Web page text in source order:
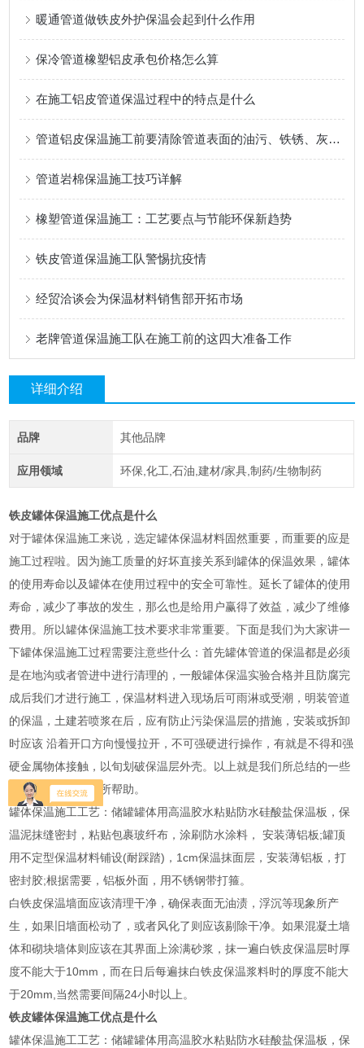
暖通管道做铁皮外护保温会起到什么作用
保冷管道橡塑铝皮承包价格怎么算
在施工铝皮管道保温过程中的特点是什么
管道铝皮保温施工前要清除管道表面的油污、铁锈、灰尘等杂物
管道岩棉保温施工技巧详解
橡塑管道保温施工：工艺要点与节能环保新趋势
铁皮管道保温施工队警惕抗疫情
经贸洽谈会为保温材料销售部开拓市场
老牌管道保温施工队在施工前的这四大准备工作
详细介绍
品牌 其他品牌
应用领域 环保,化工,石油,建材/家具,制药/生物制药
铁皮罐体保温施工优点是什么
对于罐体保温施工来说，选定罐体保温材料固然重要，而重要的应是
施工过程啦。因为施工质量的好坏直接关系到罐体的保温效果，罐体
的使用寿命以及罐体在使用过程中的安全可靠性。延长了罐体的使用
寿命，减少了事故的发生，那么也是给用户赢得了效益，减少了维修
费用。所以罐体保温施工技术要求非常重要。下面是我们为大家讲一
下罐体保温施工过程需要注意些什么：首先罐体管道的保温都是必须
是在地沟或者管进中进行清理的，一般罐体保温实验合格并且防腐完
成后我们才进行施工，保温材料进入现场后可雨淋或受潮，明装管道
的保温，土建若喷浆在后，应有防止污染保温层的措施，安装或拆卸
时应该 沿着开口方向慢慢拉开，不可强硬进行操作，有就是不得和强
硬金属物体接触，以旬划破保温层外壳。以上就是我们所总结的一些
经验，希望对您有所帮助。
罐体保温施工工艺：储罐罐体用高温胶水粘贴防水硅酸盐保温板，保
温泥抹缝密封，粘贴包裹玻纤布，涂刷防水涂料， 安装薄铝板;罐顶
用不定型保温材料铺设(耐踩踏)，1cm保温抹面层，安装薄铝板，打
密封胶;根据需要，铝板外面，用不锈钢带打箍。
白铁皮保温墙面应该清理干净，确保表面无油渍，浮沉等现象所产
生，如果旧墙面松动了，或者风化了则应该剔除干净。如果混凝土墙
体和砌块墙体则应该在其界面上涂满砂浆，抹一遍白铁皮保温层时厚
度不能大于10mm，而在日后每遍抹白铁皮保温浆料时的厚度不能大
于20mm,当然需要间隔24小时以上。
铁皮罐体保温施工优点是什么
罐体保温施工工艺：储罐罐体用高温胶水粘贴防水硅酸盐保温板，保